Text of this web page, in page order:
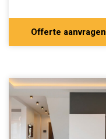
Offerte aanvragen